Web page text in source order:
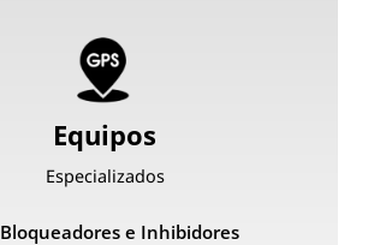
Equipos
Especializados
Bloqueadores e Inhibidores